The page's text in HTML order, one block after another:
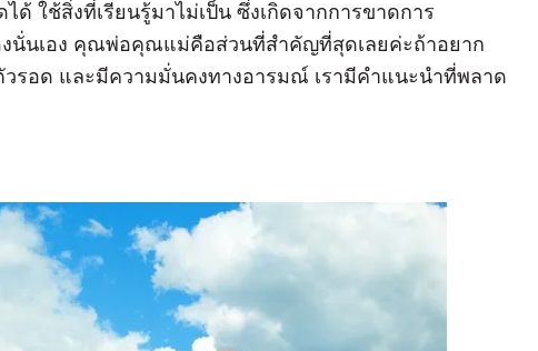
ด้ ใช้สิ่งที่เรียนรู้มาไม่เป็น ซึ่งเกิดจากการขาดการ
นั่นเอง คุณพ่อคุณแม่คือส่วนที่สำคัญที่สุดเลยค่ะถ้าอยาก
วรอด และมีความมั่นคงทางอารมณ์ เรามีคำแนะนำที่พลาด